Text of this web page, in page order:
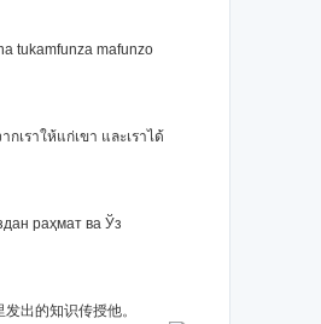
tukamfunza mafunzo
เราให้แก่เขา และเราได้
раҳмат ва Ўз
出的知识传授他。